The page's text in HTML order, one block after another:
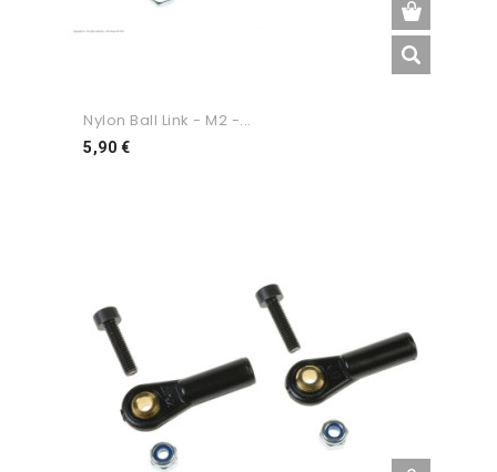
Nylon Ball Link - M2 -...
5,90 €Preço